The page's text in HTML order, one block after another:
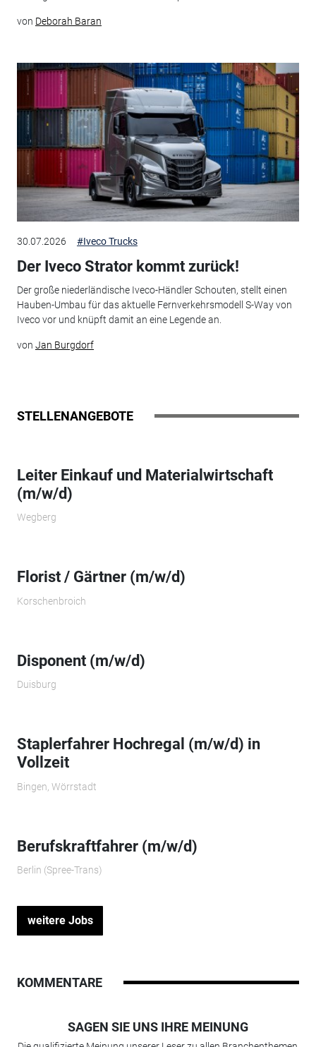
von Deborah Baran
30.07.2026 #Iveco Trucks
Der Iveco Strator kommt zurück!
Der große niederländische Iveco-Händler Schouten, stellt einen
Hauben-Umbau für das aktuelle Fernverkehrsmodell S-Way von
Iveco vor und knüpft damit an eine Legende an.
von Jan Burgdorf
STELLENANGEBOTE
Leiter Einkauf und Materialwirtschaft
(m/w/d)
Wegberg
Florist / Gärtner (m/w/d)
Korschenbroich
Disponent (m/w/d)
Duisburg
Staplerfahrer Hochregal (m/w/d) in
Vollzeit
Bingen, Wörrstadt
Berufskraftfahrer (m/w/d)
Berlin (Spree-Trans)
weitere Jobs
KOMMENTARE
SAGEN SIE UNS IHRE MEINUNG